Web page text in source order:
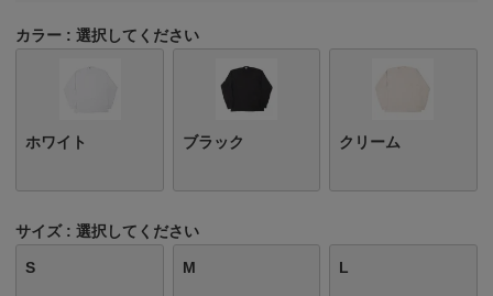
カラー 選択してください
ホワイト ブラック クリーム
サイズ 選択してください
S M L